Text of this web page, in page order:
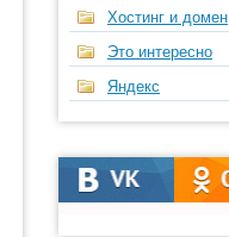
Хостинг и домен
Это интересно
Яндекс